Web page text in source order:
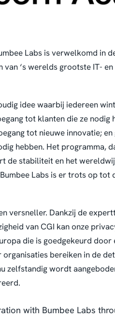
Labs is verwelkomd in
van ‘s werelds grootste IT- en
idee waarbij iedereen
tot klanten die ze nodig
tot nieuwe innovatie;
hebben. Het programma,
de stabiliteit en het
Labs is er trots op tot
versneller. Dankzij de
van CGI kan onze
die is goedgekeurd door
bereiken in de
zelfstandig wordt
with Bumbee Labs